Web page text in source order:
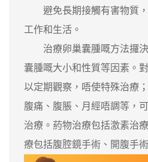
避免長期接觸有害物質，
工作和生活。
治療卵巢囊腫嘅方法攞決
囊腫嘅大小和性質等因素。
以定期觀察，唔使特殊治療
腹痛、腹脹、月經唔調等，
治療。葯物治療包括激素治
療包括腹腔鏡手術、開腹手術